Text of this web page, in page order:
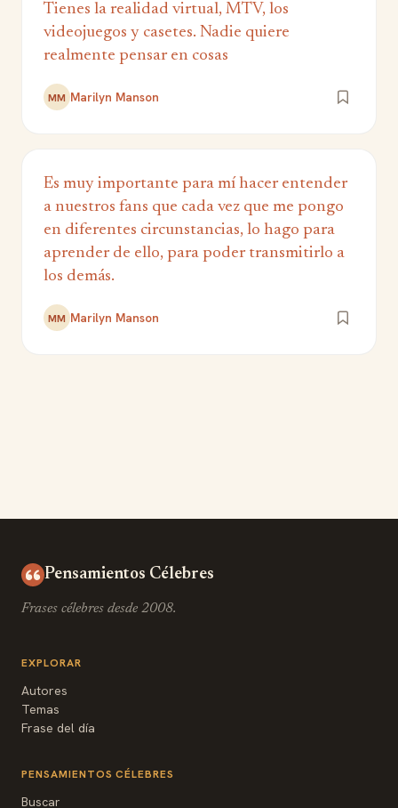
Tienes la realidad virtual, MTV, los
videojuegos y casetes. Nadie quiere
realmente pensar en cosas
MM Marilyn Manson
Es muy importante para mí hacer entender
a nuestros fans que cada vez que me pongo
en diferentes circunstancias, lo hago para
aprender de ello, para poder transmitirlo a
los demás.
MM Marilyn Manson
Pensamientos Célebres
Frases célebres desde 2008.
EXPLORAR
Autores
Temas
Frase del día
PENSAMIENTOS CÉLEBRES
Buscar